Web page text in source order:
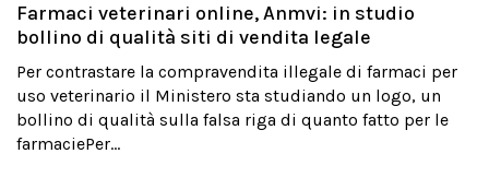
Farmaci veterinari online, Anmvi: in studio
bollino di qualità siti di vendita legale
Per contrastare la compravendita illegale di farmaci per
uso veterinario il Ministero sta studiando un logo, un
bollino di qualità sulla falsa riga di quanto fatto per le
farmaciePer...